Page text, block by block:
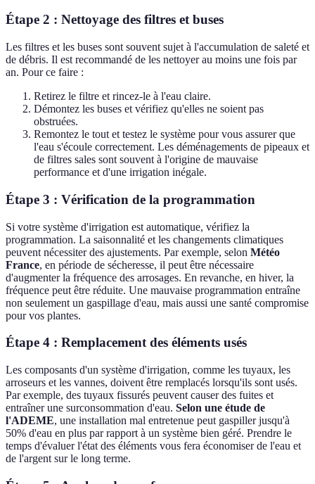
Étape 2 : Nettoyage des filtres et buses
Les filtres et les buses sont souvent sujet à l'accumulation de saleté et
de débris. Il est recommandé de les nettoyer au moins une fois par
an. Pour ce faire :
Retirez le filtre et rincez-le à l'eau claire.
Démontez les buses et vérifiez qu'elles ne soient pas
obstruées.
Remontez le tout et testez le système pour vous assurer que
l'eau s'écoule correctement. Les déménagements de pipeaux et
de filtres sales sont souvent à l'origine de mauvaise
performance et d'une irrigation inégale.
Étape 3 : Vérification de la programmation
Si votre système d'irrigation est automatique, vérifiez la
programmation. La saisonnalité et les changements climatiques
peuvent nécessiter des ajustements. Par exemple, selon Météo
France, en période de sécheresse, il peut être nécessaire
d'augmenter la fréquence des arrosages. En revanche, en hiver, la
fréquence peut être réduite. Une mauvaise programmation entraîne
non seulement un gaspillage d'eau, mais aussi une santé compromise
pour vos plantes.
Étape 4 : Remplacement des éléments usés
Les composants d'un système d'irrigation, comme les tuyaux, les
arroseurs et les vannes, doivent être remplacés lorsqu'ils sont usés.
Par exemple, des tuyaux fissurés peuvent causer des fuites et
entraîner une surconsommation d'eau. Selon une étude de
l'ADEME, une installation mal entretenue peut gaspiller jusqu'à
50% d'eau en plus par rapport à un système bien géré. Prendre le
temps d'évaluer l'état des éléments vous fera économiser de l'eau et
de l'argent sur le long terme.